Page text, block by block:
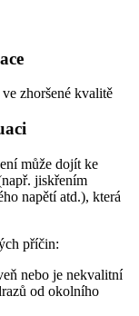
zhoršené kvalitě
může dojít ke
jiskřením
napětí atd.), která
příčin:
nebo je nekvalitní
od okolního